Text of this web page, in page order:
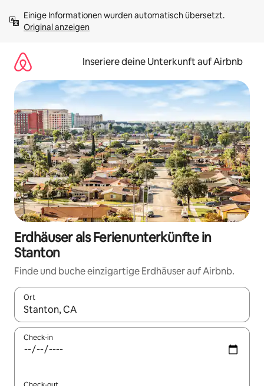
Inhalten
springenOriginal anzeigen
Inseriere deine Unterkunft auf Airbnb
Erdhäuser als Ferienunterkünfte in
Stanton
Finde und buche einzigartige Erdhäuser auf Airbnb.
Ort
Wenn Ergebnisse verfügbar sind, navigiere mit den
Check-in